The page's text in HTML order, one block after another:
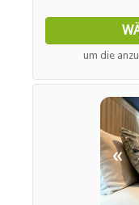
INTERNET
um die
«